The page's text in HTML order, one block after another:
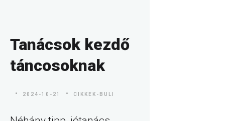
Tanácsok kezdő
táncosoknak
2024-10-21 CIKKEK-BULI